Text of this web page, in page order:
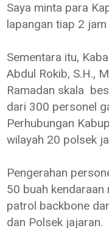
Saya minta para
lapangan tiap 2 jam
Sementara itu,
Abdul Rokib, S.H.,
Ramadan skala
dari 300 personel
Perhubungan
wilayah 20 polsek
Pengerahan
50 buah
patrol backbone
dan Polsek jajaran.